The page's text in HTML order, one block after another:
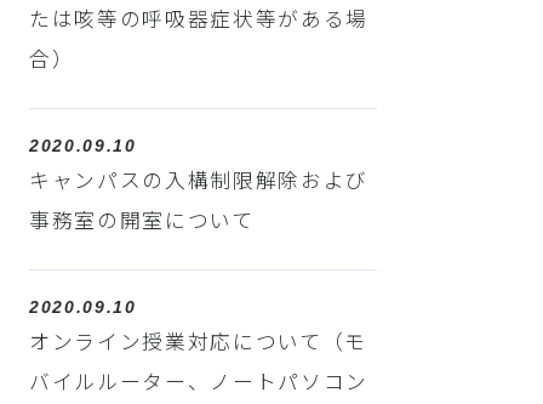
たは咳等の呼吸器症状等がある場
合）
2020.09.10
キャンパスの入構制限解除および
事務室の開室について
2020.09.10
オンライン授業対応について（モ
バイルルーター、ノートパソコン